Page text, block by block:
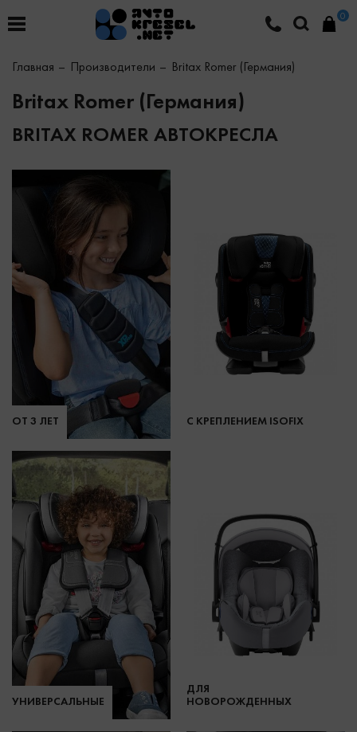
0
Главная Производители Britax Romer (Германия)
Britax Romer (Германия)
BRITAX ROMER АВТОКРЕСЛА
ОТ 3 ЛЕТ С КРЕПЛЕНИЕМ ISOFIX
УНИВЕРСАЛЬНЫЕ
ДЛЯ
НОВОРОЖДЕННЫХ